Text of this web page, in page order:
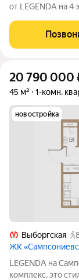
от LEGENDA на
застройщика.
осуществляется
20 790 000
45 м² 1-комн.
новостройка
Выборгская
ЖК
LEGENDA на
комплекс, это